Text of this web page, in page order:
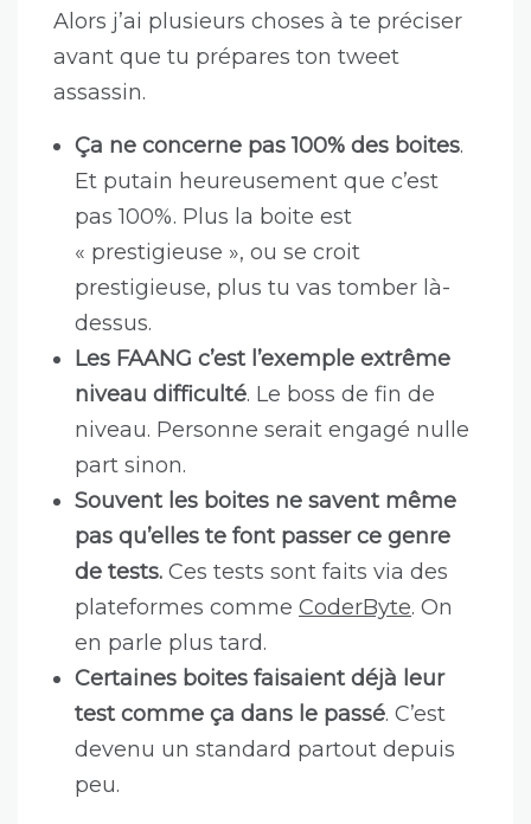
Alors j’ai plusieurs choses à te préciser
avant que tu prépares ton tweet
assassin.
Ça ne concerne pas 100% des boites.
Et putain heureusement que c’est
pas 100%. Plus la boite est
« prestigieuse », ou se croit
prestigieuse, plus tu vas tomber là-
dessus.
Les FAANG c’est l’exemple extrême
niveau difficulté. Le boss de fin de
niveau. Personne serait engagé nulle
part sinon.
Souvent les boites ne savent même
pas qu’elles te font passer ce genre
de tests. Ces tests sont faits via des
plateformes comme CoderByte. On
en parle plus tard.
Certaines boites faisaient déjà leur
test comme ça dans le passé. C’est
devenu un standard partout depuis
peu.